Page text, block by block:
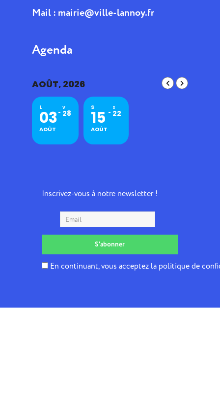
Mail : mairie@ville-lannoy.fr
Agenda
AOÛT, 2026
L
03
AOÛT
V
28
S
15
AOÛT
S
22
Inscrivez-vous à notre newsletter !
En continuant, vous acceptez la politique de